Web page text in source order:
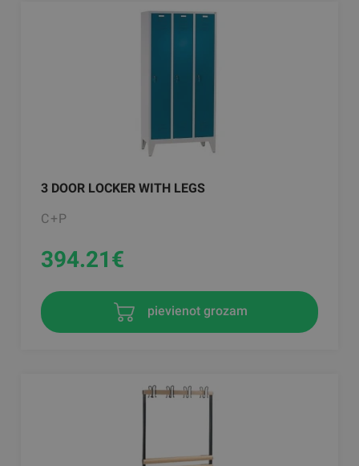
3 DOOR LOCKER WITH LEGS
C+P
394.21€
pievienot grozam